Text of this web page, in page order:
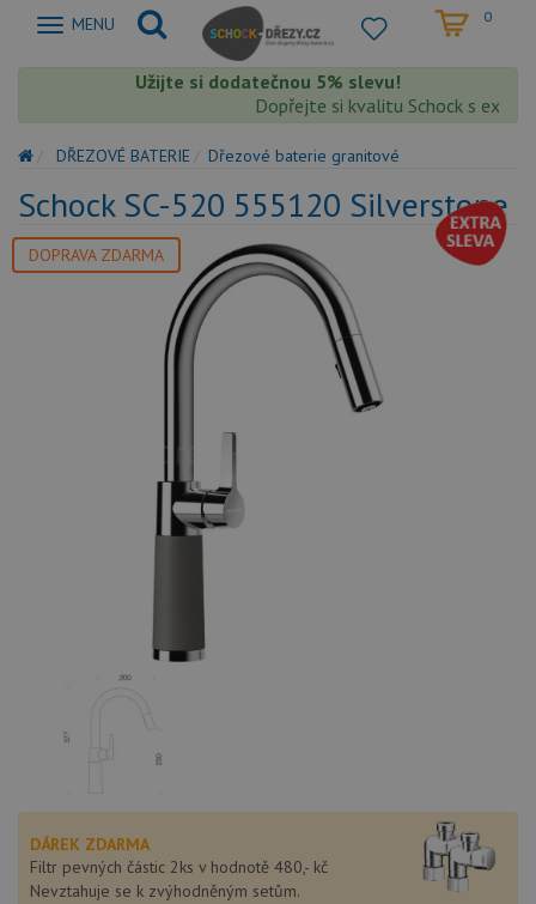
Zobrazit
MENU 0
Užijte si dodatečnou 5% slevu!
Dopřejte si kvalitu Schock s extra
DŘEZOVÉ BATERIE Dřezové baterie granitové
Schock SC-520 555120 Silverstone
DOPRAVA ZDARMA
DÁREK ZDARMA
Filtr pevných částic 2ks v hodnotě 480,- kč
Nevztahuje se k zvýhodněným setům.